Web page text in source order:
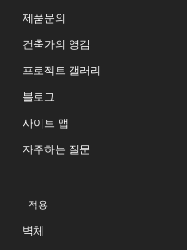
제품문의
건축가의 영감
프로젝트 갤러리
블로그
사이트 맵
자주하는 질문
적용
벽체